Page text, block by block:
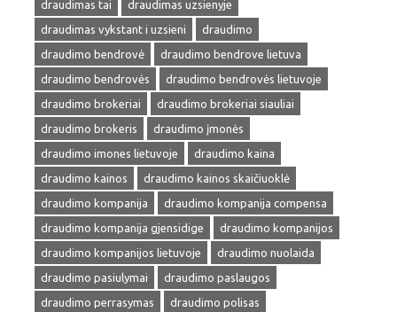
draudimas tai
draudimas uzsienyje
draudimas vykstant i uzsieni
draudimo
draudimo bendrovė
draudimo bendrove lietuva
draudimo bendrovės
draudimo bendrovės lietuvoje
draudimo brokeriai
draudimo brokeriai siauliai
draudimo brokeris
draudimo įmonės
draudimo imones lietuvoje
draudimo kaina
draudimo kainos
draudimo kainos skaičiuoklė
draudimo kompanija
draudimo kompanija compensa
draudimo kompanija gjensidige
draudimo kompanijos
draudimo kompanijos lietuvoje
draudimo nuolaida
draudimo pasiulymai
draudimo paslaugos
draudimo perrasymas
draudimo polisas